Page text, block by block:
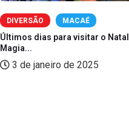
DIVERSÃO MACAÉ
Últimos dias para visitar o Natal
Magia...
3 de janeiro de 2025